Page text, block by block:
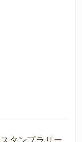
タンプラリー